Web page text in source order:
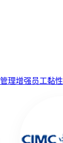
理增强员工黏性